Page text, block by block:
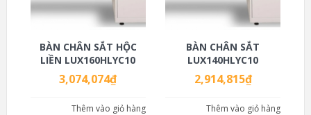
BÀN CHÂN SẮT HỘC
LIỀN LUX160HLYC10
3,074,074₫
Thêm vào giỏ hàng
BÀN CHÂN SẮT
LUX140HLYC10
2,914,815₫
Thêm vào giỏ hàng